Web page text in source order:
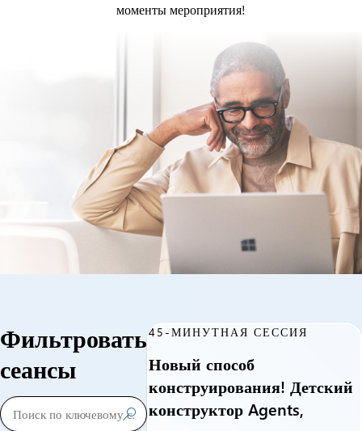
моменты мероприятия!
Фильтровать
сеансы

45-МИНУТНАЯ СЕССИЯ
Новый способ
конструирования! Детский
конструктор Agents,